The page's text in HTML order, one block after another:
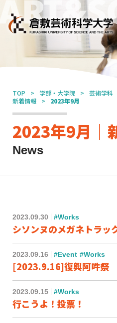
TOP 学部・大学院
芸術学科
新着情報
2023年9月
2023年9月｜
News
2023.09.30 #Works
シソンヌのメガネトラッ
2023.09.16 #Event #Works
[2023.9.16]復興阿吽祭
2023.09.15 #Works
行こうよ！投票！